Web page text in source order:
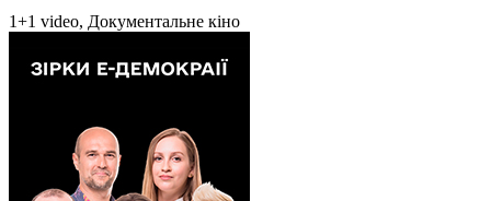
1+1 video, Документальне кіно